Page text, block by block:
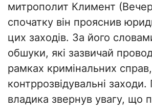
митрополит Климент
спочатку він прояснив
цих заходів. За його
обшуки, які зазвичай
рамках кримінальних
контррозвідувальні
владика звернув увагу, що